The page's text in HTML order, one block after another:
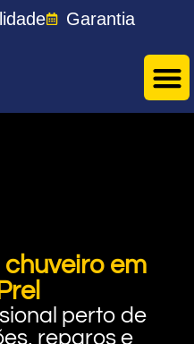
Garantia
em
perto de
reparos e